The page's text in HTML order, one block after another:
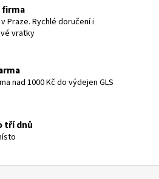
l
á
d
p
k
ý
firma
Praze. Rychlé doručení i
vratky
nad 1000 Kč do výdejen GLS
tří dnů